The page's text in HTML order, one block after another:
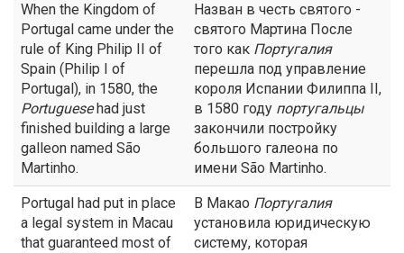
When the Kingdom of
Portugal came under the
rule of King Philip II of
Spain (Philip I of
Portugal), in 1580, the
Portuguesehad just
finished building a large
galleon named São
Martinho.
Назван в честь святого -
святого Мартина После
того как Португалия
перешла под управление
короля Испании Филиппа II,
в 1580 году португальцы
закончили постройку
большого галеона по
имени São Martinho.
Portugal had put in place
a legal system in Macau
that guaranteed most of
В Макао Португалия
установила юридическую
систему, которая